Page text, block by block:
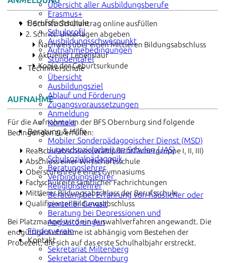
Übersicht aller Ausbildungsberufe
Erasmus+
Berufsfachschule
Schulprofil
Ausbildungsschwerpunkt
Aufnahmebedingungen
Stundentafel
Technikerschule
Übersicht
Ausbildungsziel
Ablauf und Förderung
Zugangsvoraussetzungen
Anmeldung
Kontakt
Beratung & Hilfe
Mobiler Sonderpädagogischer Dienst (MSD)
Jugendsozialarbeit an Schulen (JAS)
Schulsozialpädagogik
Beratungslehrer
Verbindungslehrer
Religionslehrer
Beratung bei Erfahrung von häuslicher oder
sexueller Gewalt
Beratung bei Depressionen und
Angststörungen
Förderverein
Kontakt
Sekretariat Miltenberg
Sekretariat Obernburg
1. Schritt: Schulantrag online ausfüllen
2. Schritt: Unterlagen abgeben
Nachweis über einen Mittleren Bildungsabschluss
Aktueller Lebenslauf
Kopie der Geburtsurkunde
AUFNAHME
Für die Aufnahme an der BFS Obernburg sind folgende
Bedingungen zu erfüllen:
Realschulabschluss (Wahlpflichtfächergruppe I, II, III)
Abschluss einer Wirtschaftsschule
Oberstufenreife eines Gymnasiums
Fachschulreife sämtlicher Fachrichtungen
Mittlerer Bildungsabschluss der Berufsschule
Qualifizierter Bildungsabschluss
Bei Platzmangel wird ein Auswahlverfahren angewandt. Die
endgültige Aufnahme ist abhängig vom Bestehen der
Probezeit, die sich auf das erste Schulhalbjahr erstreckt.